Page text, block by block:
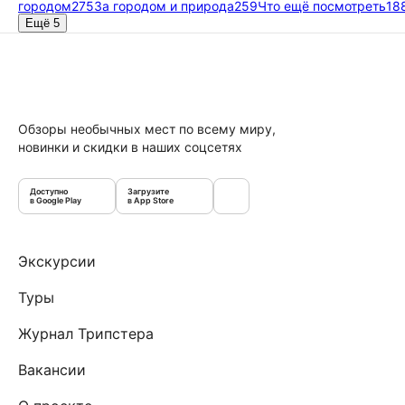
городом275За городом и природа259Что ещё посмотреть
Ещё 5
Обзоры необычных мест по всему миру,
новинки и скидки в наших соцсетях
Доступно
в Google Play
Загрузите
в App Store
Экскурсии
Туры
Журнал Трипстера
Вакансии